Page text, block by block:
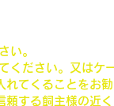
い。
ください。又はケ
てくることをお
する飼主様の近